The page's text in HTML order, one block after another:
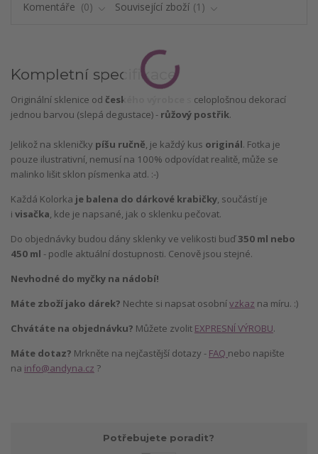
Komentáře 0 Související zboží 1
Kompletní specifikace
Originální sklenice od českého výrobce
s celoplošnou dekorací
jednou barvou (slepá degustace) - růžový postřik.
Jelikož na skleničky píšu ručně, je každý kus originál. Fotka je
pouze ilustrativní, nemusí na 100% odpovídat realitě, může se
malinko lišit sklon písmenka atd. :-)
Každá Kolorka je balena do dárkové krabičky, součástí je
i visačka, kde je napsané, jak o sklenku pečovat.
Do objednávky budou dány sklenky ve velikosti buď350 ml nebo
450 ml - podle aktuální dostupnosti. Cenově jsou stejné.
Nevhodné do myčky na nádobí!
Máte zboží jako dárek? Nechte si napsat osobnívzkaz na míru. :)
Chvátáte na objednávku? Můžete zvolit EXPRESNÍ VÝROBU.
Máte dotaz? Mrkněte na nejčastější dotazy - FAQ nebo napište
na info@andyna.cz ?
Potřebujete poradit?